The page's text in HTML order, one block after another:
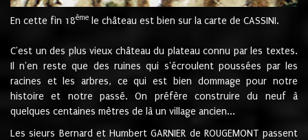
En cette fin 18ème le château est bien sur la carte de CASSINI.
C'est un des plus vieux château du plateau connu par les textes.
Il n'en reste que des ruines qui s'écroulent poussées par les
racines et les arbres, ce qui est bien dommage pour notre
histoire et notre passé. On préfère construire du neuf à
quelques centaines mètres de là un village ancien...
Les sieurs Bernard et Humbert GARNIER de ROUGEMONT passent